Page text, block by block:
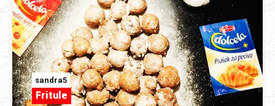
sandra5
Fritule